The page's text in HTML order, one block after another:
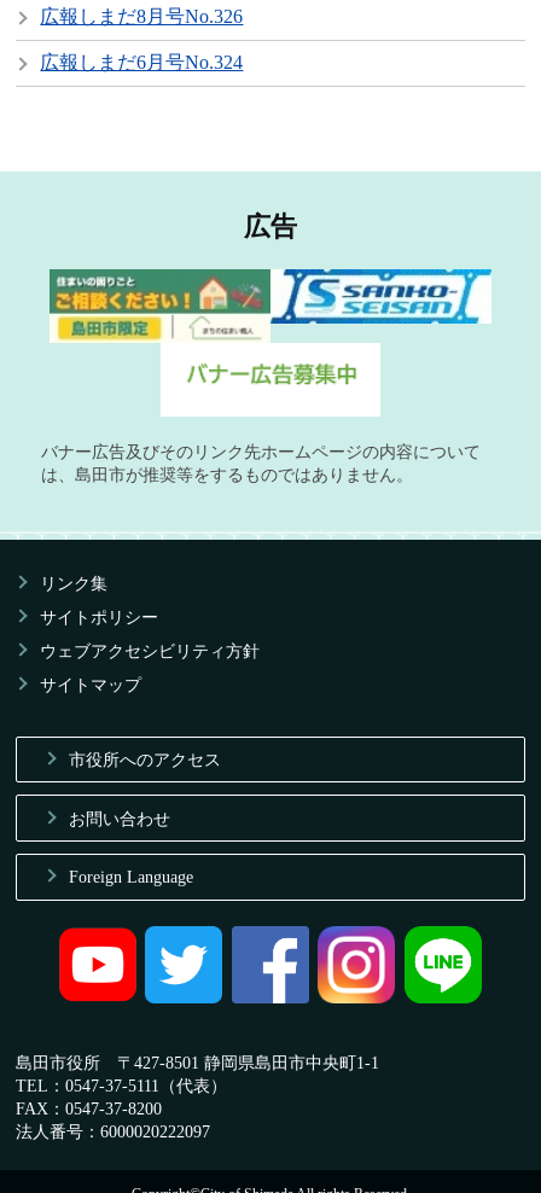
広報しまだ8月号No.326
広報しまだ6月号No.324
広告
バナー広告及びそのリンク先ホームページの内容について
は、島田市が推奨等をするものではありません。
リンク集
サイトポリシー
ウェブアクセシビリティ方針
サイトマップ
市役所へのアクセス
お問い合わせ
Foreign Language
島田市役所 〒427-8501 静岡県島田市中央町1-1
TEL：0547-37-5111（代表）
FAX：0547-37-8200
法人番号：6000020222097